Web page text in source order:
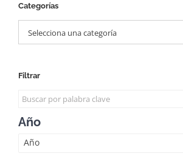
Categorías
Selecciona una categoría
Filtrar
Año
Año